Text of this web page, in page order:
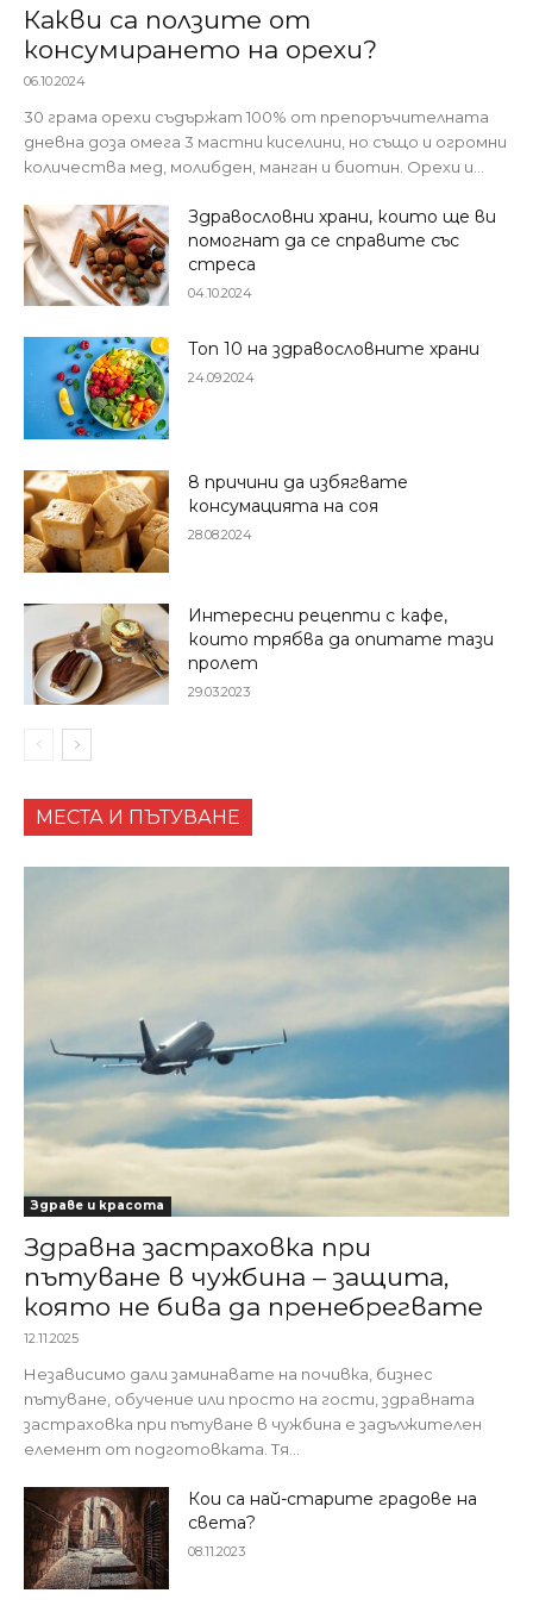
Какви са ползите от
консумирането на орехи?
06.10.2024
30 грама орехи съдържат 100% от препоръчителната
дневна доза омега 3 мастни киселини, но също и огромни
количества мед, молибден, манган и биотин. Орехи и...
Здравословни храни, които ще ви
помогнат да се справите със
стреса
04.10.2024
Топ 10 на здравословните храни
24.09.2024
8 причини да избягвате
консумацията на соя
28.08.2024
Интересни рецепти с кафе,
които трябва да опитате тази
пролет
29.03.2023
МЕСТА И ПЪТУВАНЕ
Здраве и красота
Здравна застраховка при
пътуване в чужбина – защита,
която не бива да пренебрегвате
12.11.2025
Независимо дали заминавате на почивка, бизнес
пътуване, обучение или просто на гости, здравната
застраховка при пътуване в чужбина е задължителен
елемент от подготовката. Тя...
Кои са най-старите градове на
света?
08.11.2023